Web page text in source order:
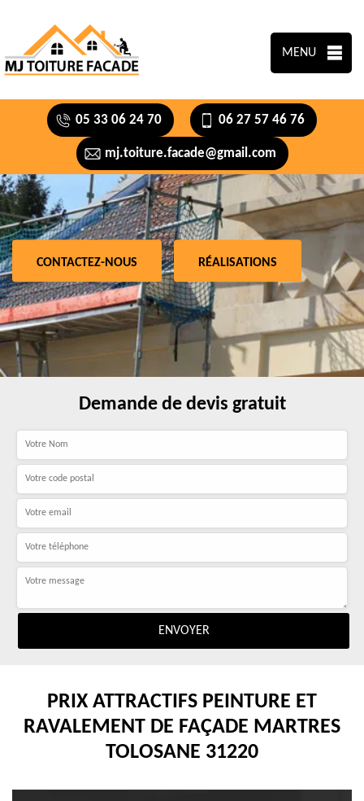
MENU
05 33 06 24 70 06 27 57 46 76
mj.toiture.facade@gmail.com
CONTACTEZ-NOUS RÉALISATIONS
Demande de devis gratuit
PRIX ATTRACTIFS PEINTURE ET
RAVALEMENT DE FAÇADE MARTRES
TOLOSANE 31220